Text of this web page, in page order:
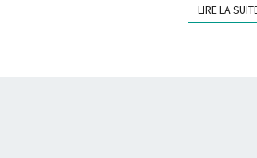
LIRE LA